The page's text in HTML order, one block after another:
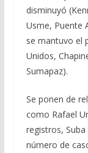
disminuyó
Usme, Puente
se mantuvo el
Unidos,
Sumapaz).
Se ponen de
como Rafael
registros,
número de